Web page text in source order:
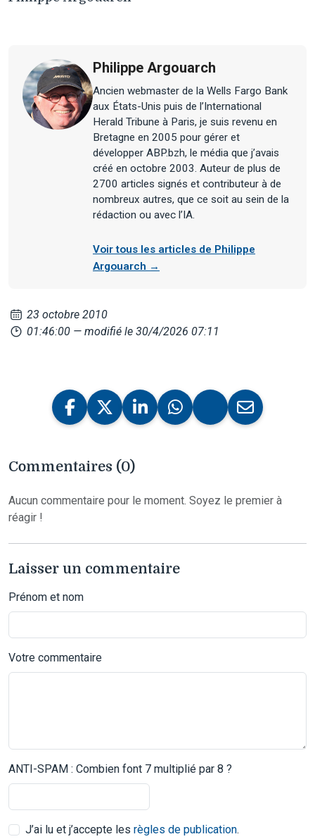
Philippe Argouarch
Ancien webmaster de la Wells Fargo Bank
aux États-Unis puis de l’International
Herald Tribune à Paris, je suis revenu en
Bretagne en 2005 pour gérer et
développer ABP.bzh, le média que j’avais
créé en octobre 2003. Auteur de plus de
2700 articles signés et contributeur à de
nombreux autres, que ce soit au sein de la
rédaction ou avec l’IA.
Voir tous les articles de Philippe
Argouarch →
23 octobre 2010
01:46:00 — modifié le 30/4/2026 07:11
Commentaires (0)
Aucun commentaire pour le moment. Soyez le premier à
réagir !
Laisser un commentaire
Prénom et nom
Votre commentaire
ANTI-SPAM : Combien font 7 multiplié par 8 ?
J’ai lu et j’accepte les règles de publication.